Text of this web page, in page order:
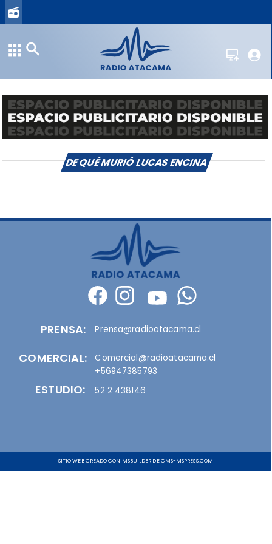
DE QUÉ MURIÓ LUCAS ENCINA
SITIO WEB CREADO CON MSBUILDER DE CMS-MSPRESS.COM
PRENSA:
COMERCIAL:
Prensa@radioatacama.cl
Comercial@radioatacama.cl
+56947385793
ESTUDIO: 52 2 438146